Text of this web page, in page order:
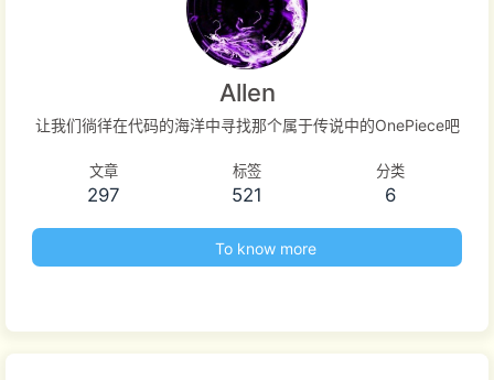
Allen
让我们徜徉在代码的海洋中寻找那个属于传说中的OnePiece吧
文章
297
标签
521
分类
6
To know more